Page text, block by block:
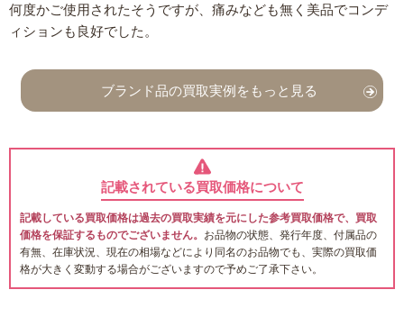
何度かご使用されたそうですが、痛みなども無く美品でコンデ
ィションも良好でした。
ブランド品の買取実例をもっと見る
記載されている買取価格について
記載している買取価格は過去の買取実績を元にした参考買取価格で、買取
価格を保証するものでございません。 お品物の状態、発行年度、付属品の
有無、在庫状況、現在の相場などにより同名のお品物でも、実際の買取価
格が大きく変動する場合がございますので予めご了承下さい。